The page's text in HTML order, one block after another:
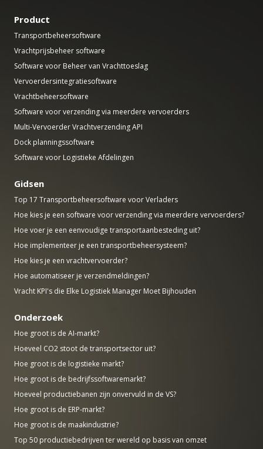
Product
Transportbeheersoftware
Vrachtprijsbeheer software
Software voor Beheer van Vrachttoeslag
Vervoerdersintegratiesoftware
Vrachtbeheersoftware
Software voor verzending via meerdere vervoerders
Multi-Vervoerder Vrachtverzending API
Dock planningssoftware
Software voor Logistieke Afdelingen
Gidsen
Top 17 Transportbeheersoftware voor Verladers
Hoe kies je een software voor verzending via meerdere vervoerders?
Hoe voer je een eenvoudige transportaanbesteding uit?
Hoe implementeer je een transportbeheersysteem?
Hoe kies je een vrachtvervoerder?
Hoe automatiseer je verzendmeldingen?
Vracht KPI's die Elke Logistiek Manager Moet Bijhouden
Onderzoek
Hoe groot is de AI-markt?
Hoeveel CO2 stoot de transportsector uit?
Hoe groot is de logistieke markt?
Hoe groot is de bedrijfssoftwaremarkt?
Hoeveel productiebanen zijn onvervuld in de VS?
Hoe groot is de ERP-markt?
Hoe groot is de maakindustrie?
Top 50 productiebedrijven ter wereld op basis van omzet